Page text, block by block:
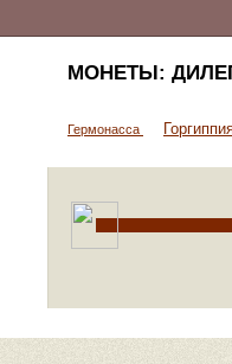
МОНЕТЫ:
Гермонасса